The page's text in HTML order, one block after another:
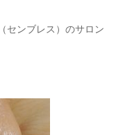
センブレス）のサロン